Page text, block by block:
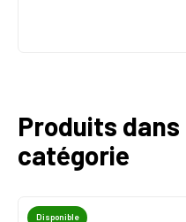
Produits
catégorie
Disponible